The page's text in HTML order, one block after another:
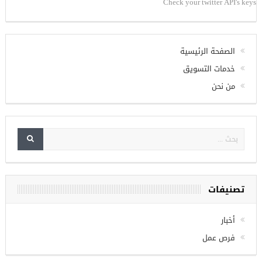
الصفحة الرئيسية
خدمات التسويق
من نحن
تصنيفات
أخبار
فرص عمل